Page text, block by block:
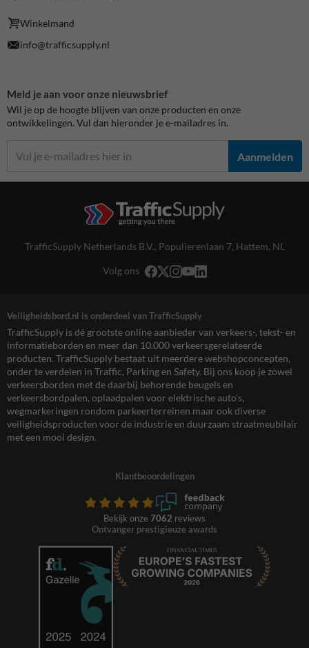
Winkelmand
info@trafficsupply.nl
Meld je aan voor onze nieuwsbrief
Wil je op de hoogte blijven van onze producten en onze
ontwikkelingen. Vul dan hieronder je e-mailadres in.
Aanmelden
TrafficSupply Netherlands B.V., Populierenlaan 7, Hattem, NL
Volg ons
Veiligheidsbord.nl is onderdeel van TrafficSupply
TrafficSupply is dé grootste online aanbieder van verkeers-, tekst- en
informatieborden en meer dan 10.000 verkeersgerelateerde
producten. TrafficSupply bestaat uit meerdere webshopconcepten,
onder te verdelen in Traffic, Parking en Safety. Bij ons koop je zowel
verkeersborden met de daarbij behorende beugels en
verkeersbordpalen, oplaadpalen voor elektrische auto’s,
wegmarkeringen rondom parkeerterreinen maar ook diverse
veiligheidsproducten voor de industrie en duurzaam straatmeubilair
met een mooi design.
Klantbeoordelingen
Bekijk onze 7062 reviews
Ontvanger prestigieuze awards